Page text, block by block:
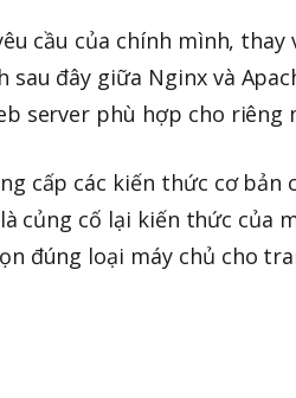
cầu của chính mình, thay
đây giữa Nginx và
server phù hợp cho riêng
cấp các kiến thức cơ bản
củng cố lại kiến thức của
đúng loại máy chủ cho